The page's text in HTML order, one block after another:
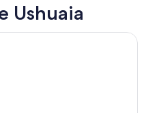
Ushuaia